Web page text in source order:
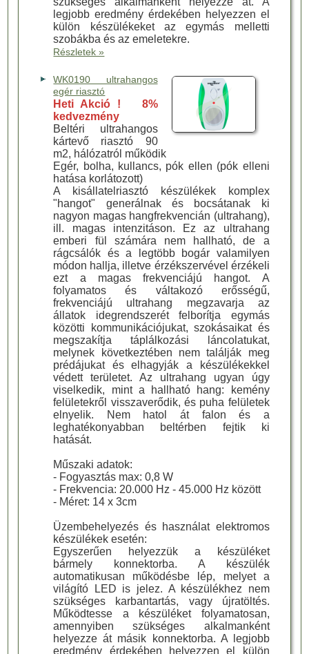
legjobb eredmény érdekében helyezzen el
külön készülékeket az egymás melletti
szobákba és az emeletekre.
Részletek »
WK0190 ultrahangos
egér riasztó
Heti Akció ! 8%
kedvezmény
Beltéri ultrahangos
kártevő riasztó 90
m2, hálózatról működik
Egér, bolha, kullancs, pók ellen (pók elleni
hatása korlátozott)
A kisállatelriasztó készülékek komplex
"hangot" generálnak és bocsátanak ki
nagyon magas hangfrekvencián (ultrahang),
ill. magas intenzitáson. Ez az ultrahang
emberi fül számára nem hallható, de a
rágcsálók és a legtöbb bogár valamilyen
módon hallja, illetve érzékszervével érzékeli
ezt a magas frekvenciájú hangot. A
folyamatos és váltakozó erősségű,
frekvenciájú ultrahang megzavarja az
állatok idegrendszerét felborítja egymás
közötti kommunikációjukat, szokásaikat és
megszakítja táplálkozási láncolatukat,
melynek következtében nem találják meg
prédájukat és elhagyják a készülékekkel
védett területet. Az ultrahang ugyan úgy
viselkedik, mint a hallható hang: kemény
felületekről visszaverődik, és puha felületek
elnyelik. Nem hatol át falon és a
leghatékonyabban beltérben fejtik ki
hatását.
Műszaki adatok:
- Fogyasztás max: 0,8 W
- Frekvencia: 20.000 Hz - 45.000 Hz között
- Méret: 14 x 3cm
Üzembehelyezés és használat elektromos
készülékek esetén:
Egyszerűen helyezzük a készüléket
bármely konnektorba. A készülék
automatikusan működésbe lép, melyet a
világító LED is jelez. A készülékhez nem
szükséges karbantartás, vagy újratöltés.
Működtesse a készüléket folyamatosan,
amennyiben szükséges alkalmanként
helyezze át másik konnektorba. A legjobb
eredmény érdekében helyezzen el külön